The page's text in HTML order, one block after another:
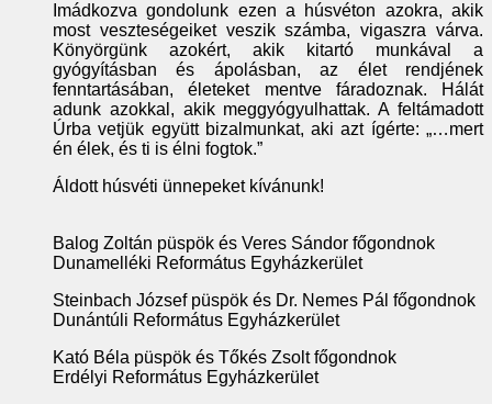
Imádkozva gondolunk ezen a húsvéton azokra, akik
most veszteségeiket veszik számba, vigaszra várva.
Könyörgünk azokért, akik kitartó munkával a
gyógyításban és ápolásban, az élet rendjének
fenntartásában, életeket mentve fáradoznak. Hálát
adunk azokkal, akik meggyógyulhattak. A feltámadott
Úrba vetjük együtt bizalmunkat, aki azt ígérte: „…mert
én élek, és ti is élni fogtok.”
Áldott húsvéti ünnepeket kívánunk!
Balog Zoltán püspök és Veres Sándor főgondnok
Dunamelléki Református Egyházkerület
Steinbach József püspök és Dr. Nemes Pál főgondnok
Dunántúli Református Egyházkerület
Kató Béla püspök és Tőkés Zsolt főgondnok
Erdélyi Református Egyházkerület